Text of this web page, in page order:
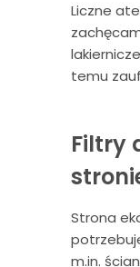
Liczne
temu
Filtry
Strona
m.in.